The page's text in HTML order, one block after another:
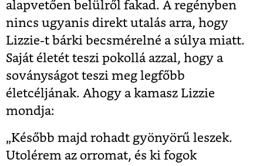
alapvetően belülről fakad. A regényben
nincs ugyanis direkt utalás arra, hogy
Lizzie-t bárki becsmérelné a súlya miatt.
Saját életét teszi pokollá azzal, hogy a
soványságot teszi meg legfőbb
életcéljának. Ahogy a kamasz Lizzie
mondja:
„Később majd rohadt gyönyörű leszek.
Utolérem az orromat, és ki fogok